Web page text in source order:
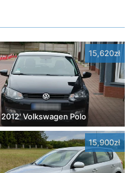
15,620zł
2012' Volkswagen Polo
15,900zł